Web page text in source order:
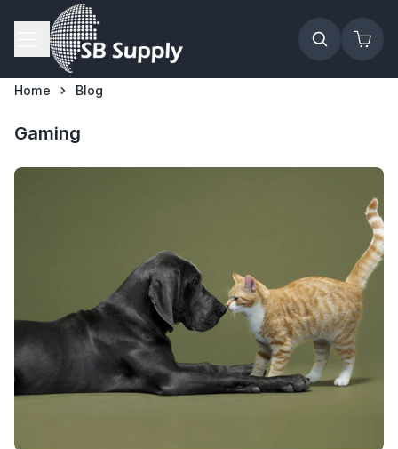
Ga naar de inhoud
Home Blog
Gaming